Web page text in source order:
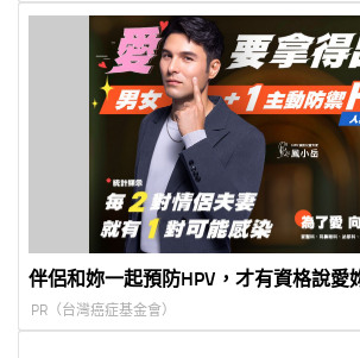
伴侶和妳一起預防HPV，才有資格說愛
PR（台灣癌症基金會）